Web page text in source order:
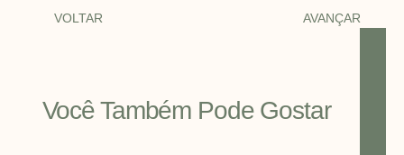
VOLTAR AVANÇAR
Você Também Pode Gostar